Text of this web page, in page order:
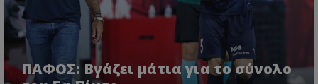
ΠΑΦΟΣ: Βγάζει μάτια για το σύνολο